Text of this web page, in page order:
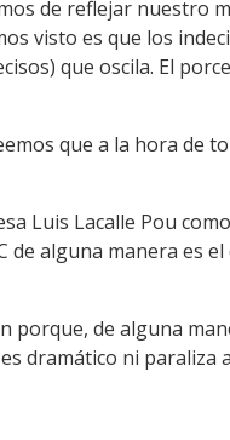
de reflejar nuestro
visto es que los
que oscila. El
que a la hora de
Luis Lacalle Pou
de alguna manera es
de alguna
dramático ni paraliza